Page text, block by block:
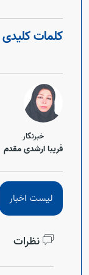
کلمات کلیدی
خبرنگار
فریبا ارشدی مقدم
لیست اخبار
نظرات